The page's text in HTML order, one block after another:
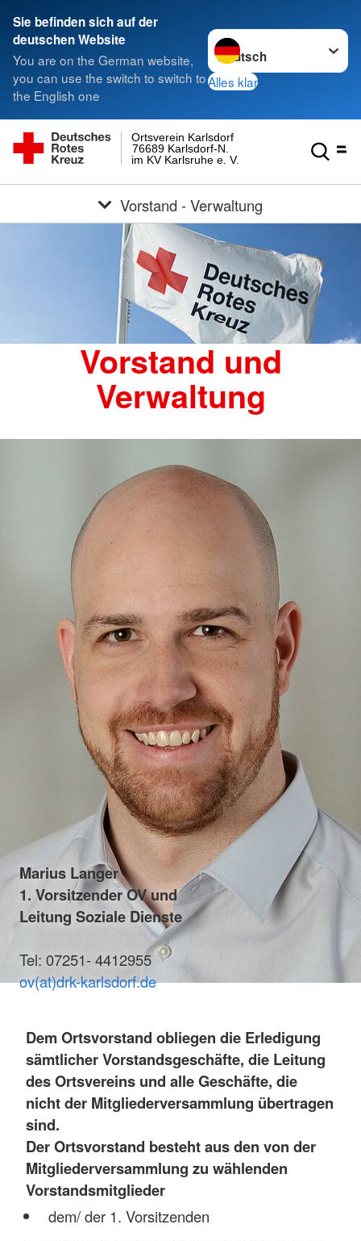
Sie befinden sich auf der
deutschen Website
You are on the German website,
you can use the switch to switch to
the English one
Sprache wechseln zu
Alles klar
im KV Karlsruhe e. V.
76689 Karlsdorf-N.
Ortsverein Karlsdorf
Vorstand - Verwaltung
Vorstand und
Verwaltung
Marius Langer
1. Vorsitzender OV und
Leitung Soziale Dienste
Tel: 07251- 4412955
ov(at)drk-karlsdorf.de
Dem Ortsvorstand obliegen die Erledigung
sämtlicher Vorstandsgeschäfte, die Leitung
des Ortsvereins und alle Geschäfte, die
nicht der Mitgliederversammlung übertragen
sind.
Der Ortsvorstand besteht aus den von der
Mitgliederversammlung zu wählenden
Vorstandsmitglieder
dem/ der 1. Vorsitzenden